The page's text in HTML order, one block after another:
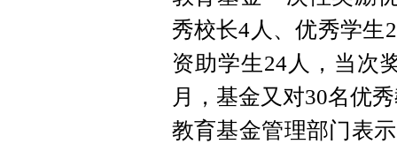
秀校长4人、优秀学生
资助学生24人，当次
月，基金又对30名优
教育基金管理部门表